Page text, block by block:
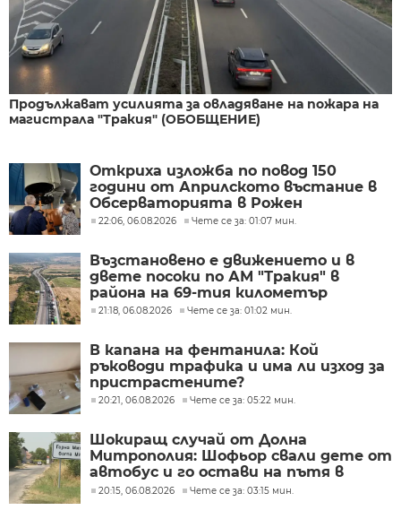
Продължават усилията за овладяване на пожара на
магистрала "Тракия" (ОБОБЩЕНИЕ)
Откриха изложба по повод 150
години от Априлското въстание в
Обсерваторията в Рожен
22:06, 06.08.2026 Чете се за: 01:07 мин.
Възстановено е движението и в
двете посоки по АМ "Тракия" в
района на 69-тия километър
21:18, 06.08.2026 Чете се за: 01:02 мин.
В капана на фентанила: Кой
ръководи трафика и има ли изход за
пристрастените?
20:21, 06.08.2026 Чете се за: 05:22 мин.
Шокиращ случай от Долна
Митрополия: Шофьор свали дете от
автобус и го остави на пътя в
жегата
20:15, 06.08.2026 Чете се за: 03:15 мин.